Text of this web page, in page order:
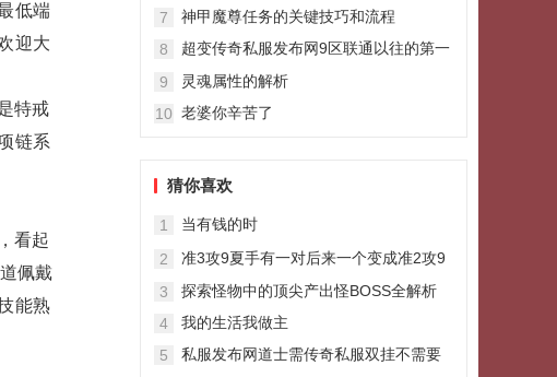
低端
迎大
特戒
链系
看起
佩戴
能熟
7
神甲魔尊任务的关键技巧和流程
8
超变传奇私服发布网9区联通以往的第一
9
灵魂属性的解析
10 老婆你辛苦了
猜你喜欢
1
当有钱的时
2
准3攻9夏手有一对后来一个变成准2攻9
3
探索怪物中的顶尖产出怪BOSS全解析
4
我的生活我做主
5
私服发布网道士需传奇私服双挂不需要